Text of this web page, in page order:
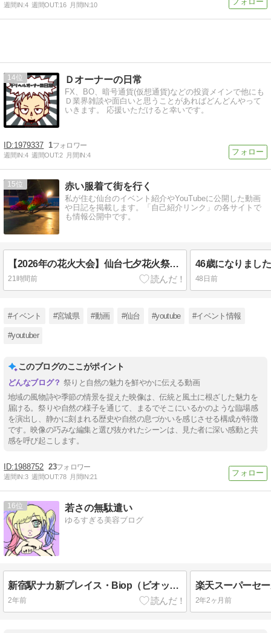
週間IN:4 週間OUT:16 月間IN:10
14 Ｄオーナーの日常
FX、BO、暗号通貨(仮想通貨)などの投資メインで他にも
Ｄ業界雑談や面白いと思うことがあればどんどんやって
いきます。 応援いただけると幸いです。
1979337 1
週間IN:4 週間OUT:2 月間IN:4
15 赤い服着て街を行く
私が住む仙台のイベント紹介やYouTubeに公開した動画
や日記を掲載します。「自己紹介リンク」の各サイトで
も情報公開中です。
【2026年の花火大会】仙台七夕花火祭を仙台城跡から観ました #仙台 #祭り #イベント
21時間前
46歳になりまし
48日前
#イベント #宮城県 #動画 #仙台 #youtube #イベント情報
#youtuber
このブログのここがポイント
祭りと自然の魅力を鮮やかに伝える動画
地域の風物詩や季節の情景を捉えた映像は、伝統と風土に根ざした魅力を
届ける。祭りや自然の様子を通じて、まるでそこにいるかのような臨場感
を演出し、静かに刻まれる歴史や自然の息づかいを感じさせる構成が特徴
です。映像の巧みな編集と選び抜かれたシーンは、見た者に深い感動と共
感を呼び起こします。
1988752 23
週間IN:3 週間OUT:78 月間IN:21
16 若さの無駄遣い
ゆるすぎる美容ブログ
新宿駅ナカ新プレイス・Biop（ビオップ）スペシャルキットの中身でよかったもの８選
2年前 2年2ヶ月前